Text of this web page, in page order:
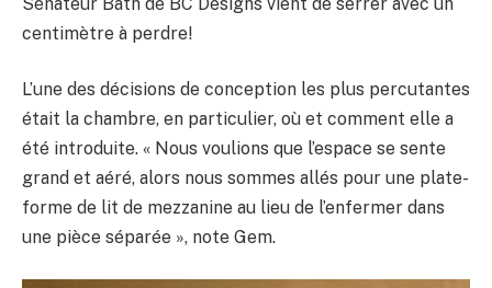
centimètre à perdre!
L’une des décisions de conception les plus percutantes
était la chambre, en particulier, où et comment elle a
été introduite. « Nous voulions que l’espace se sente
grand et aéré, alors nous sommes allés pour une plate-
forme de lit de mezzanine au lieu de l’enfermer dans
une pièce séparée », note Gem.